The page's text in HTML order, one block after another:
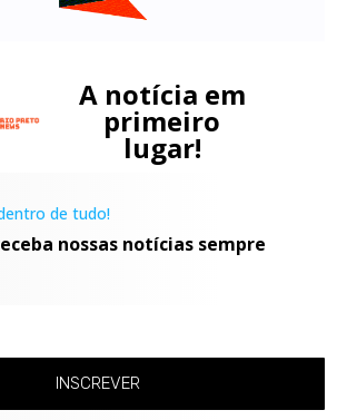
A notícia em
primeiro
lugar!
de tudo!
nossas notícias sempre
INSCREVER